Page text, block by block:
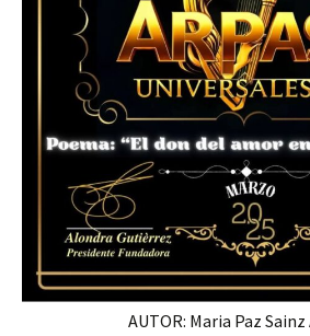
AUTOR: Maria Paz